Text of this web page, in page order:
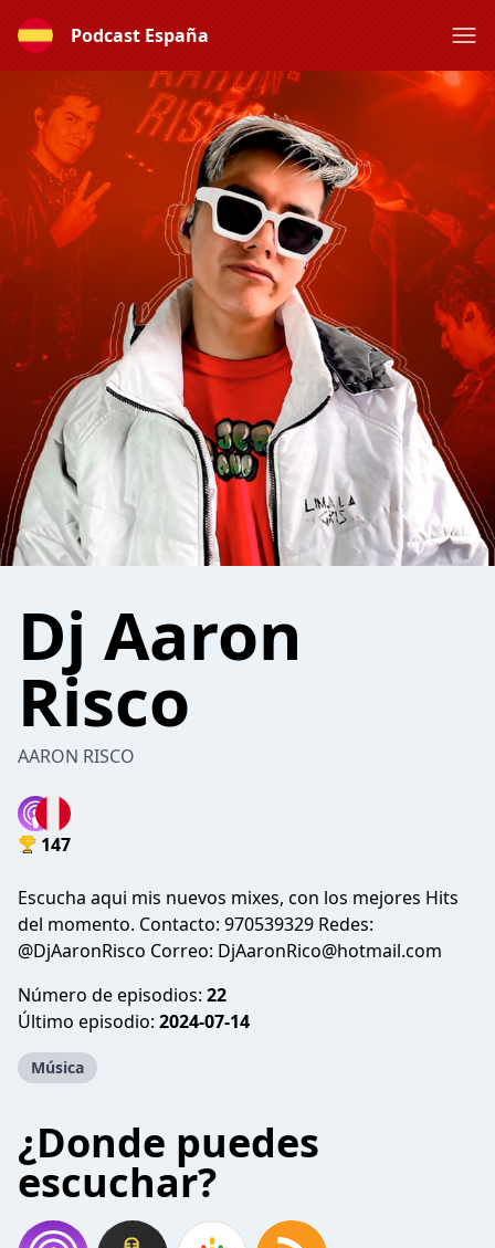
Podcast España
Dj Aaron
Risco
AARON RISCO
147
Escucha aqui mis nuevos mixes, con los mejores Hits
del momento. Contacto: 970539329 Redes:
@DjAaronRisco Correo: DjAaronRico@hotmail.com
Número de episodios: 22
Último episodio: 2024-07-14
Música
¿Donde puedes
escuchar?